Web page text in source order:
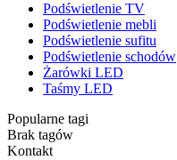
Podświetlenie TV
Podświetlenie mebli
Podświetlenie sufitu
Podświetlenie schodów
Żarówki LED
Taśmy LED
Popularne tagi
Brak tagów
Kontakt